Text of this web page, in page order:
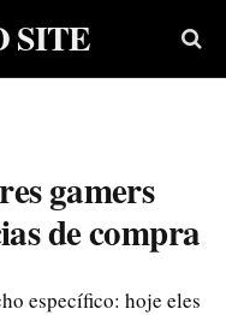
SITE
gamers
de compra
específico: hoje eles